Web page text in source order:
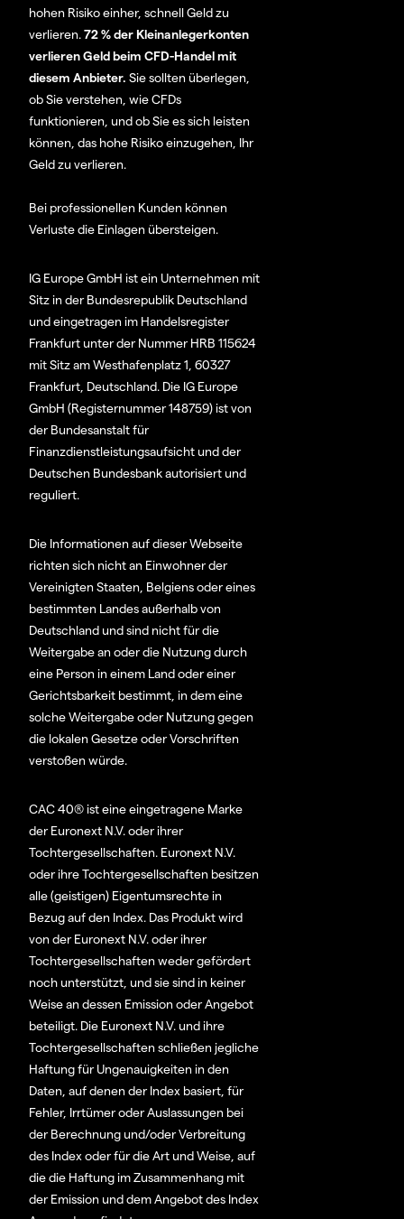
hohen Risiko einher, schnell Geld zu
verlieren.72 % der Kleinanlegerkonten
verlieren Geld beim CFD-Handel mit
diesem Anbieter. Sie sollten überlegen,
ob Sie verstehen, wie CFDs
funktionieren, und ob Sie es sich leisten
können, das hohe Risiko einzugehen, Ihr
Geld zu verlieren.
Bei professionellen Kunden können
Verluste die Einlagen übersteigen.
IG Europe GmbH ist ein Unternehmen mit
Sitz in der Bundesrepublik Deutschland
und eingetragen im Handelsregister
Frankfurt unter der Nummer HRB 115624
mit Sitz am Westhafenplatz 1, 60327
Frankfurt, Deutschland. Die IG Europe
GmbH (Registernummer 148759) ist von
der Bundesanstalt für
Finanzdienstleistungsaufsicht und der
Deutschen Bundesbank autorisiert und
reguliert.
Die Informationen auf dieser Webseite
richten sich nicht an Einwohner der
Vereinigten Staaten, Belgiens oder eines
bestimmten Landes außerhalb von
Deutschland und sind nicht für die
Weitergabe an oder die Nutzung durch
eine Person in einem Land oder einer
Gerichtsbarkeit bestimmt, in dem eine
solche Weitergabe oder Nutzung gegen
die lokalen Gesetze oder Vorschriften
verstoßen würde.
CAC 40® ist eine eingetragene Marke
der Euronext N.V. oder ihrer
Tochtergesellschaften. Euronext N.V.
oder ihre Tochtergesellschaften besitzen
alle (geistigen) Eigentumsrechte in
Bezug auf den Index. Das Produkt wird
von der Euronext N.V. oder ihrer
Tochtergesellschaften weder gefördert
noch unterstützt, und sie sind in keiner
Weise an dessen Emission oder Angebot
beteiligt. Die Euronext N.V. und ihre
Tochtergesellschaften schließen jegliche
Haftung für Ungenauigkeiten in den
Daten, auf denen der Index basiert, für
Fehler, Irrtümer oder Auslassungen bei
der Berechnung und/oder Verbreitung
des Index oder für die Art und Weise, auf
die die Haftung im Zusammenhang mit
der Emission und dem Angebot des Index